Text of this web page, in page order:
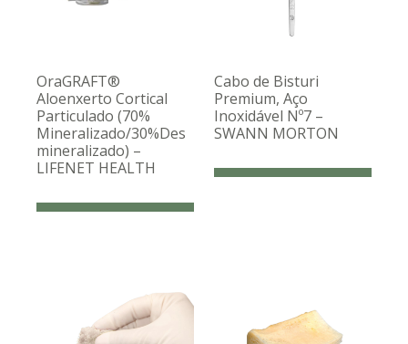
OraGRAFT®
Aloenxerto Cortical
Particulado (70%
Mineralizado/30%Des
mineralizado) –
LIFENET HEALTH
Cabo de Bisturi
Premium, Aço
Inoxidável Nº7 –
SWANN MORTON